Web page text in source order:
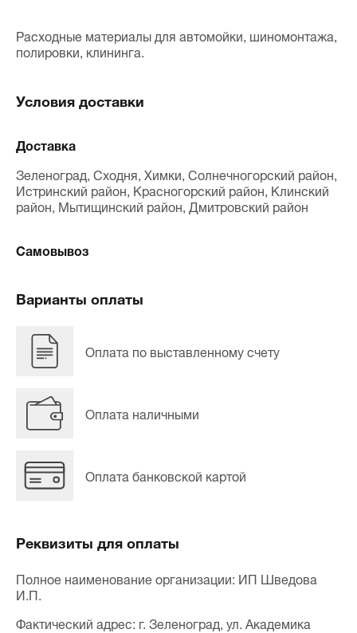
Расходные материалы для автомойки, шиномонтажа,
полировки, клининга.
Условия доставки
Доставка
Зеленоград, Сходня, Химки, Солнечногорский район,
Истринский район, Красногорский район, Клинский
район, Мытищинский район, Дмитровский район
Самовывоз
Варианты оплаты
Оплата по выставленному счету
Оплата наличными
Оплата банковской картой
Реквизиты для оплаты
Полное наименование организации: ИП Шведова
И.П.
Фактический адрес: г. Зеленоград, ул. Академика